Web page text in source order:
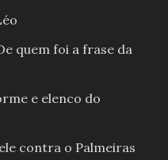
quem foi a frase da
e elenco do
contra o Palmeiras